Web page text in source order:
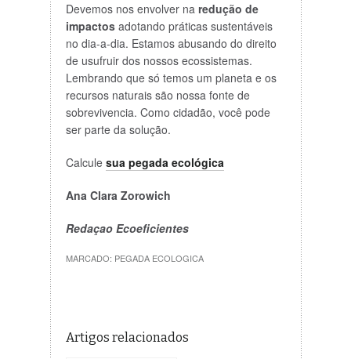
Devemos nos envolver na redução de
impactosadotando práticas sustentáveis
no dia-a-dia. Estamos abusando do direito
de usufruir dos nossos ecossistemas.
Lembrando que só temos um planeta e os
recursos naturais são nossa fonte de
sobrevivencia. Como cidadão, você pode
ser parte da solução.
Calcule sua pegada ecológica
Ana Clara Zorowich
Redaçao Ecoeficientes
MARCADO: PEGADA ECOLOGICA
Artigos relacionados